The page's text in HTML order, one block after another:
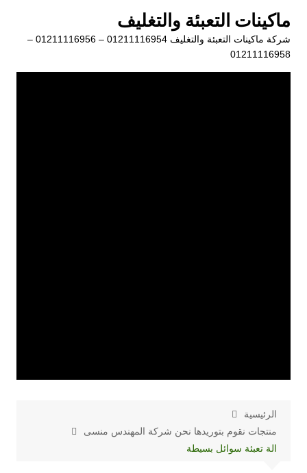
المحتوى
ماكينات التعبئة والتغليف
شركة ماكينات التعبئة والتغليف 01211116954 – 01211116956 –
01211116958
الرئيسية
منتجات نقوم بتوريدها نحن شركة المهندس منسى
الة تعبئة سوائل بسيطة